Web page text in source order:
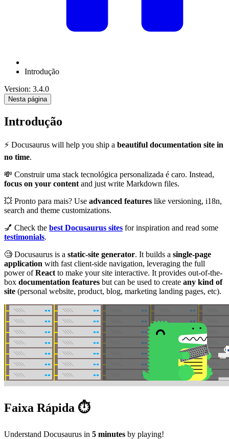
Introdução
Version: 3.4.0
Nesta página
Introdução
⚡️ Docusaurus will help you ship a beautiful documentation site in
no time.
💸 Construir uma stack tecnológica personalizada é caro. Instead,
focus on your content and just write Markdown files.
💥 Pronto para mais? Use advanced features like versioning, i18n,
search and theme customizations.
💅 Check the best Docusaurus sites for inspiration and read some
testimonials.
🧐 Docusaurus is a static-site generator. It builds a single-page
application with fast client-side navigation, leveraging the full
power ofReact to make your site interactive. It provides out-of-the-
box documentation features but can be used to create any kind of
site (personal website, product, blog, marketing landing pages, etc).
Faixa Rápida ⏱️
Understand Docusaurus in 5 minutes by playing!